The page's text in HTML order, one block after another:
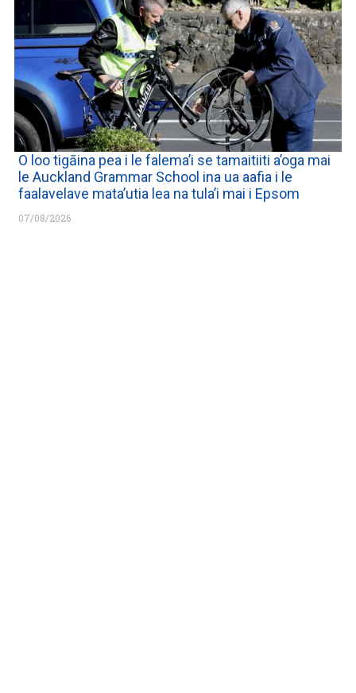
O loo tigāina pea i le falema’i se tamaitiiti a’oga mai
le Auckland Grammar School ina ua aafia i le
faalavelave mata’utia lea na tula’i mai i Epsom
07/08/2026